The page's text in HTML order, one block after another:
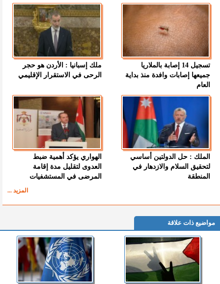
تسجيل 14 إصابة بالملاريا
جميعها إصابات وافدة منذ بداية
العام
ملك إسبانيا : الأردن هو حجر
الرحى في الاستقرار الإقليمي
الملك : حل الدولتين أساسي
لتحقيق السلام والازدهار في
المنطقة
الهواري يؤكد أهمية ضبط
العدوى لتقليل مدة إقامة
المرضى في المستشفيات
المزيد ...
مواضيع ذات علاقة